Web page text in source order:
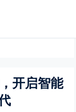
开启智能